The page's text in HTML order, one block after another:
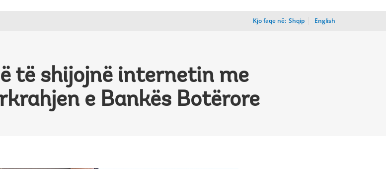
Kjo faqe në: Shqip English
të shijojnë internetin me
e Bankës Botërore